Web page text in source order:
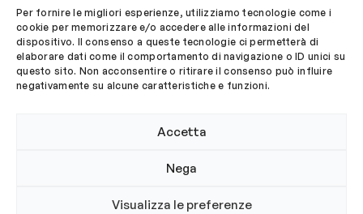
Per fornire le migliori esperienze, utilizziamo tecnologie come i
cookie per memorizzare e/o accedere alle informazioni del
dispositivo. Il consenso a queste tecnologie ci permetterà di
elaborare dati come il comportamento di navigazione o ID unici su
questo sito. Non acconsentire o ritirare il consenso può influire
negativamente su alcune caratteristiche e funzioni.
Accetta
Nega
Visualizza le preferenze
Segui OBLA su Accedi a My OBLA
Cookie policy